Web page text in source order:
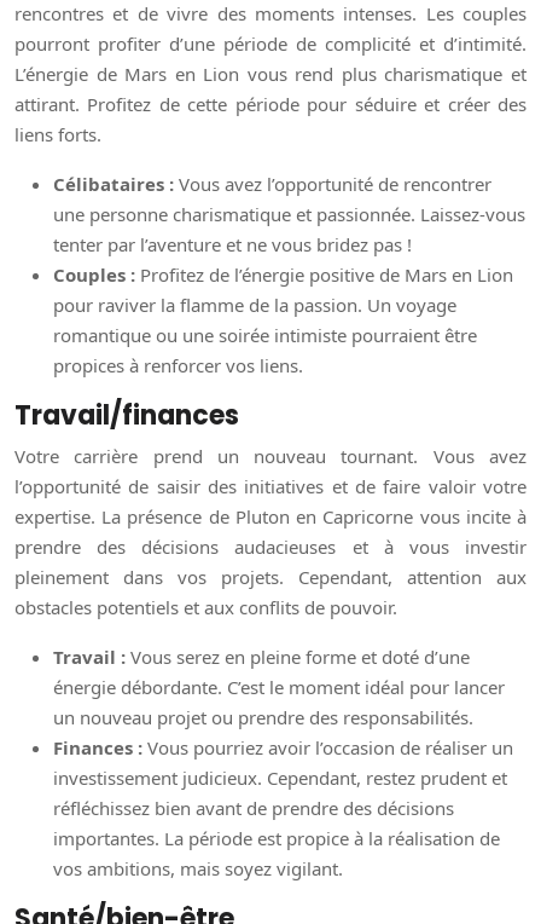
rencontres et de vivre des moments intenses. Les couples
pourront profiter d’une période de complicité et d’intimité.
L’énergie de Mars en Lion vous rend plus charismatique et
attirant. Profitez de cette période pour séduire et créer des
liens forts.
Célibataires : Vous avez l’opportunité de rencontrer
une personne charismatique et passionnée. Laissez-vous
tenter par l’aventure et ne vous bridez pas !
Couples : Profitez de l’énergie positive de Mars en Lion
pour raviver la flamme de la passion. Un voyage
romantique ou une soirée intimiste pourraient être
propices à renforcer vos liens.
Travail/finances
Votre carrière prend un nouveau tournant. Vous avez
l’opportunité de saisir des initiatives et de faire valoir votre
expertise. La présence de Pluton en Capricorne vous incite à
prendre des décisions audacieuses et à vous investir
pleinement dans vos projets. Cependant, attention aux
obstacles potentiels et aux conflits de pouvoir.
Travail : Vous serez en pleine forme et doté d’une
énergie débordante. C’est le moment idéal pour lancer
un nouveau projet ou prendre des responsabilités.
Finances : Vous pourriez avoir l’occasion de réaliser un
investissement judicieux. Cependant, restez prudent et
réfléchissez bien avant de prendre des décisions
importantes. La période est propice à la réalisation de
vos ambitions, mais soyez vigilant.